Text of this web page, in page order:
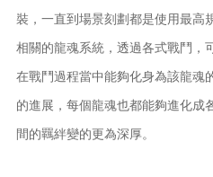
裝，一直到場景刻劃都是使用最高
相關的龍魂系統，透過各式戰鬥，
在戰鬥過程當中能夠化身為該龍魂
的進展，每個龍魂也都能夠進化成
間的羈絆變的更為深厚。